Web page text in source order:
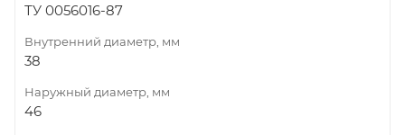
ТУ 0056016-87
Внутренний диаметр, мм
38
Наружный диаметр, мм
46